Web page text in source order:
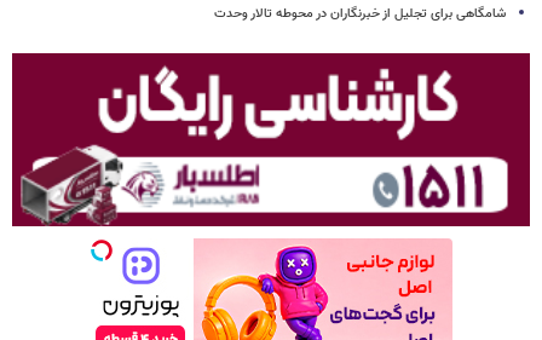
شامگاهی برای تجلیل از خبرنگاران در محوطه تالار وحدت